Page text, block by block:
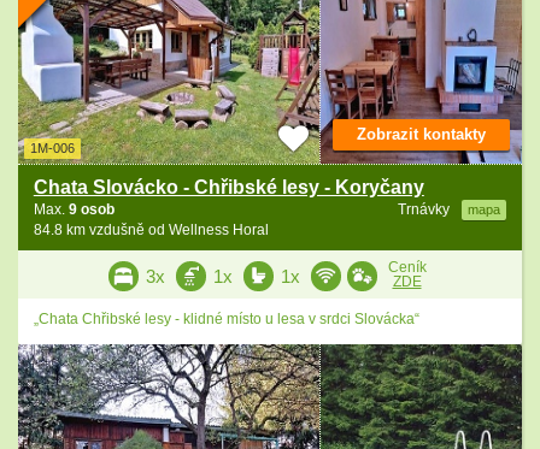
1M-006
Chata Slovácko - Chřibské lesy - Koryčany
Trnávky mapa
Max. 9 osob
84.8 km vzdušně od Wellness Horal
Zobrazit kontakty
3x 1x 1x
Ceník
ZDE
„Chata Chřibské lesy - klidné místo u lesa v srdci Slovácka“